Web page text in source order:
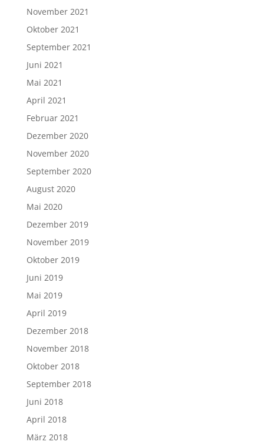
November 2021
Oktober 2021
September 2021
Juni 2021
Mai 2021
April 2021
Februar 2021
Dezember 2020
November 2020
September 2020
August 2020
Mai 2020
Dezember 2019
November 2019
Oktober 2019
Juni 2019
Mai 2019
April 2019
Dezember 2018
November 2018
Oktober 2018
September 2018
Juni 2018
April 2018
März 2018